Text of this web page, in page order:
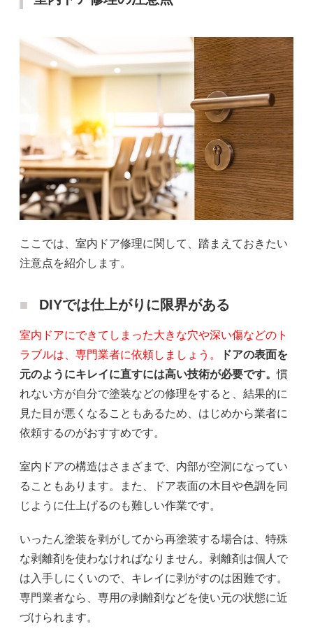
ここでは、室内ドア修理に関して、踏まえておきたい
注意点を紹介します。
DIYでは仕上がりに限界がある
室内ドアにできてしまった大きな穴や深い傷などのト
ラブルは、専門業者に依頼しましょう。
ドアの表面を
元のようにキレイに直すには高い技術が必要です。慣
れない方が自分で塗装などの修理をすると、結果的に
見た目が悪くなることもあるため、はじめから業者に
依頼するのがおすすめです。
室内ドアの構造はさまざまで、内部が空洞になってい
ることもあります。また、ドア表面の木目や色調を同
じように仕上げるのも難しい作業です。
いったん塗装を剥がしてから再塗装する場合は、特殊
な剥離剤を使わなければなりません。剥離剤は個人で
は入手しにくいので、キレイに剥がすのは困難です。
専門業者なら、専用の剥離剤などを使い元の状態に近
づけられます。